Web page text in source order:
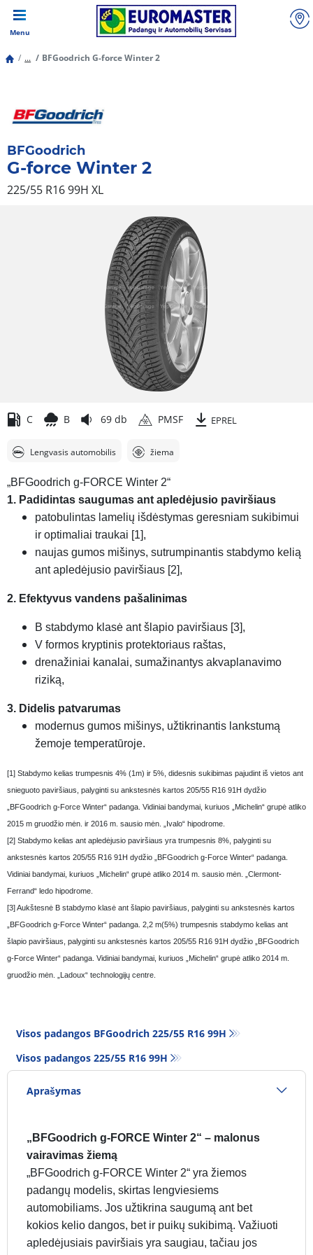
Menu
... BFGoodrich G-force Winter 2
BFGoodrich
G-force Winter 2
225/55 R16 99H XL
C B 69 db PMSF EPREL
Lengvasis automobilis žiema
„BFGoodrich g-FORCE Winter 2“
1. Padidintas saugumas ant apledėjusio paviršiaus
patobulintas lamelių išdėstymas geresniam sukibimui
ir optimaliai traukai [1],
naujas gumos mišinys, sutrumpinantis stabdymo kelią
ant apledėjusio paviršiaus [2],
2. Efektyvus vandens pašalinimas
B stabdymo klasė ant šlapio paviršiaus [3],
V formos kryptinis protektoriaus raštas,
drenažiniai kanalai, sumažinantys akvaplanavimo
riziką,
3. Didelis patvarumas
modernus gumos mišinys, užtikrinantis lankstumą
žemoje temperatūroje.
[1] Stabdymo kelias trumpesnis 4% (1m) ir 5%, didesnis sukibimas pajudint iš vietos ant
snieguoto paviršiaus, palyginti su ankstesnės kartos 205/55 R16 91H dydžio
„BFGoodrich g-Force Winter“ padanga. Vidiniai bandymai, kuriuos „Michelin“ grupė atliko
2015 m gruodžio mėn. ir 2016 m. sausio mėn. „Ivalo“ hipodrome.
[2] Stabdymo kelias ant apledėjusio paviršiaus yra trumpesnis 8%, palyginti su
ankstesnės kartos 205/55 R16 91H dydžio „BFGoodrich g-Force Winter“ padanga.
Vidiniai bandymai, kuriuos „Michelin“ grupė atliko 2014 m. sausio mėn. „Clermont-
Ferrand“ ledo hipodrome.
[3] Aukštesnė B stabdymo klasė ant šlapio paviršiaus, palyginti su ankstesnės kartos
„BFGoodrich g-Force Winter“ padanga. 2,2 m(5%) trumpesnis stabdymo kelias ant
šlapio paviršiaus, palyginti su ankstesnės kartos 205/55 R16 91H dydžio „BFGoodrich
g-Force Winter“ padanga. Vidiniai bandymai, kuriuos „Michelin“ grupė atliko 2014 m.
gruodžio mėn. „Ladoux“ technologijų centre.
Visos padangos BFGoodrich 225/55 R16 99H
Visos padangos‎ 225/55 R16 99H
Aprašymas
„BFGoodrich g-FORCE Winter 2“ – malonus
vairavimas žiemą
„BFGoodrich g-FORCE Winter 2“ yra žiemos
padangų modelis, skirtas lengviesiems
automobiliams. Jos užtikrina saugumą ant bet
kokios kelio dangos, bet ir puikų sukibimą. Važiuoti
apledėjusiais paviršiais yra saugiau, tačiau jos